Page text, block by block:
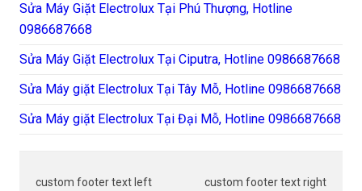
Sửa Máy Giặt Electrolux Tại Phú Thượng, Hotline
0986687668
Sửa Máy Giặt Electrolux Tại Ciputra, Hotline 0986687668
Sửa Máy giặt Electrolux Tại Tây Mỗ, Hotline 0986687668
Sửa Máy giặt Electrolux Tại Đại Mỗ, Hotline 0986687668
custom footer text left custom footer text right